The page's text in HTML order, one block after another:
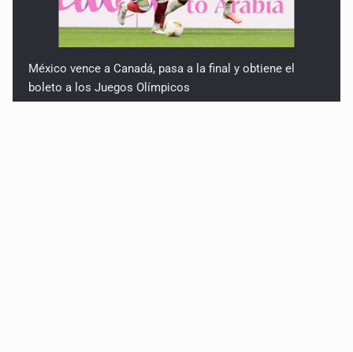
México vence a Canadá, pasa a la final y obtiene el
boleto a los Juegos Olímpicos